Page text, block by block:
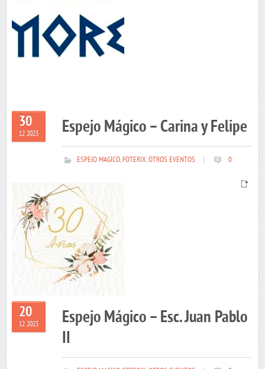
30
12 2023 Espejo Mágico – Carina y Felipe
ESPEJO MAGICO,FOTERIX,OTROS EVENTOS 0
20
12 2023
Espejo Mágico – Esc. Juan Pablo
II